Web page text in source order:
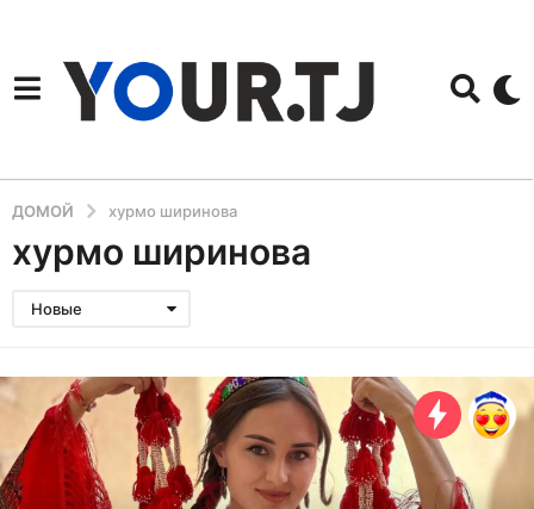
ДОМОЙ хурмо ширинова
хурмо ширинова
Новые